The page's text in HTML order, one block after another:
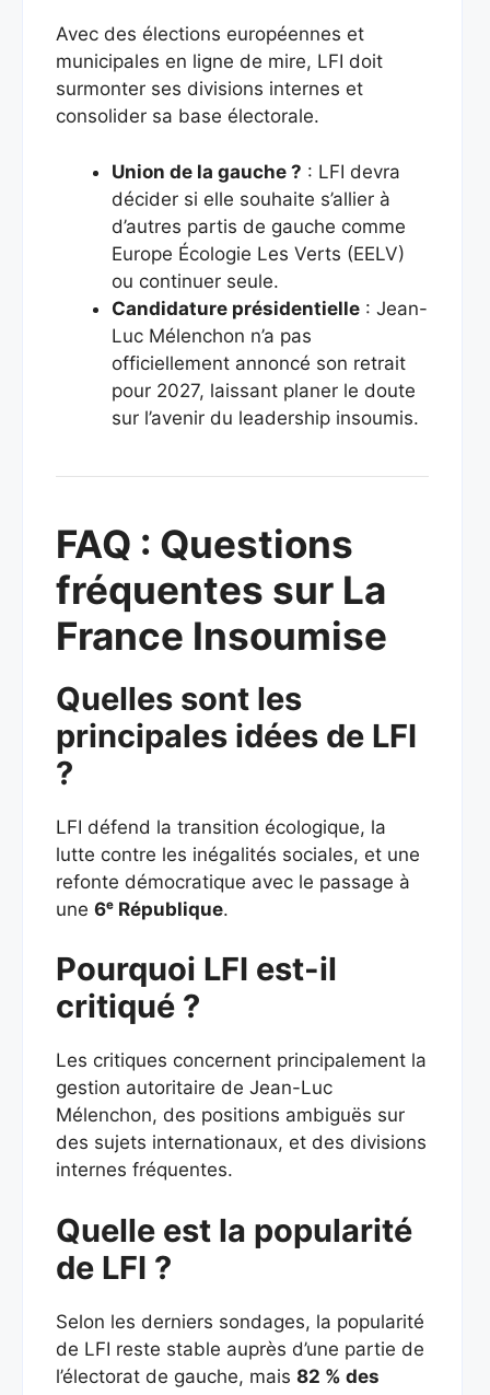
Avec des élections européennes et
municipales en ligne de mire, LFI doit
surmonter ses divisions internes et
consolider sa base électorale.
Union de la gauche ? : LFI devra
décider si elle souhaite s’allier à
d’autres partis de gauche comme
Europe Écologie Les Verts (EELV)
ou continuer seule.
Candidature présidentielle : Jean-
Luc Mélenchon n’a pas
officiellement annoncé son retrait
pour 2027, laissant planer le doute
sur l’avenir du leadership insoumis.
FAQ : Questions
fréquentes sur La
France Insoumise
Quelles sont les
principales idées de LFI
?
LFI défend la transition écologique, la
lutte contre les inégalités sociales, et une
refonte démocratique avec le passage à
une 6ᵉ République.
Pourquoi LFI est-il
critiqué ?
Les critiques concernent principalement la
gestion autoritaire de Jean-Luc
Mélenchon, des positions ambiguës sur
des sujets internationaux, et des divisions
internes fréquentes.
Quelle est la popularité
de LFI ?
Selon les derniers sondages, la popularité
de LFI reste stable auprès d’une partie de
l’électorat de gauche, mais 82 % des